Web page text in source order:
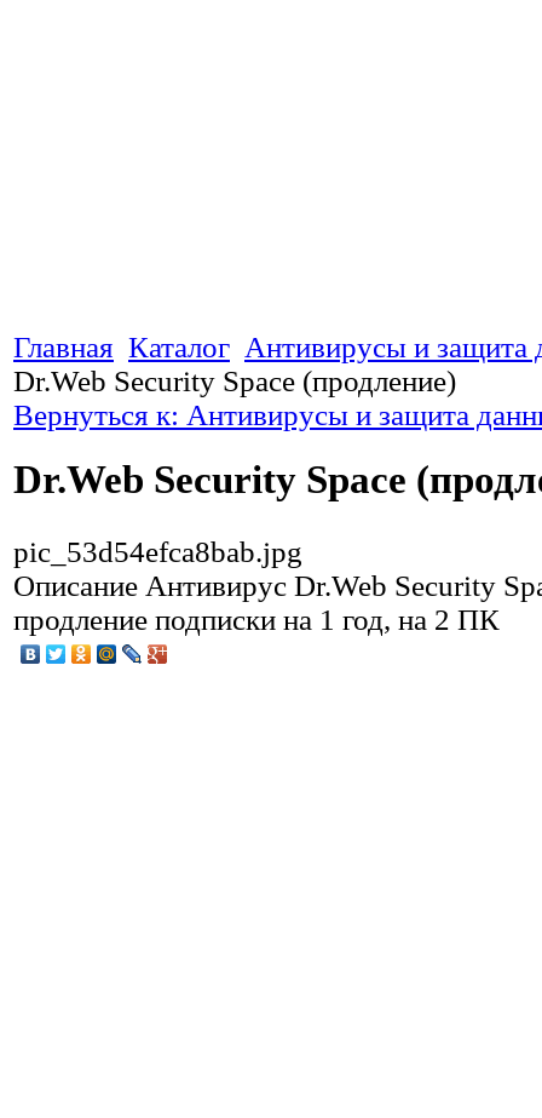
Главная Каталог Антивирусы и защита
Dr.Web Security Space (продление)
Вернуться к: Антивирусы и защита
Dr.Web Security Space
pic_53d54efca8bab.jpg
Описание Антивирус Dr.Web Security
продление подписки на 1 год, на 2 ПК